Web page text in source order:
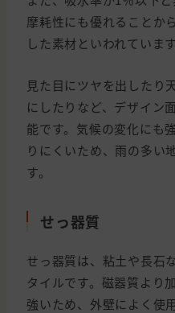
摩耗性にも優れることか
した素材といわれています
見た目にツヤを出したり
にしたりなど、デザイン
能です。気候の変化にも
りにくいため、雨の多い
す。
せっ器質
せっ器質は、粘土や長石
タイルです。磁器質より
強いため、外壁によく使